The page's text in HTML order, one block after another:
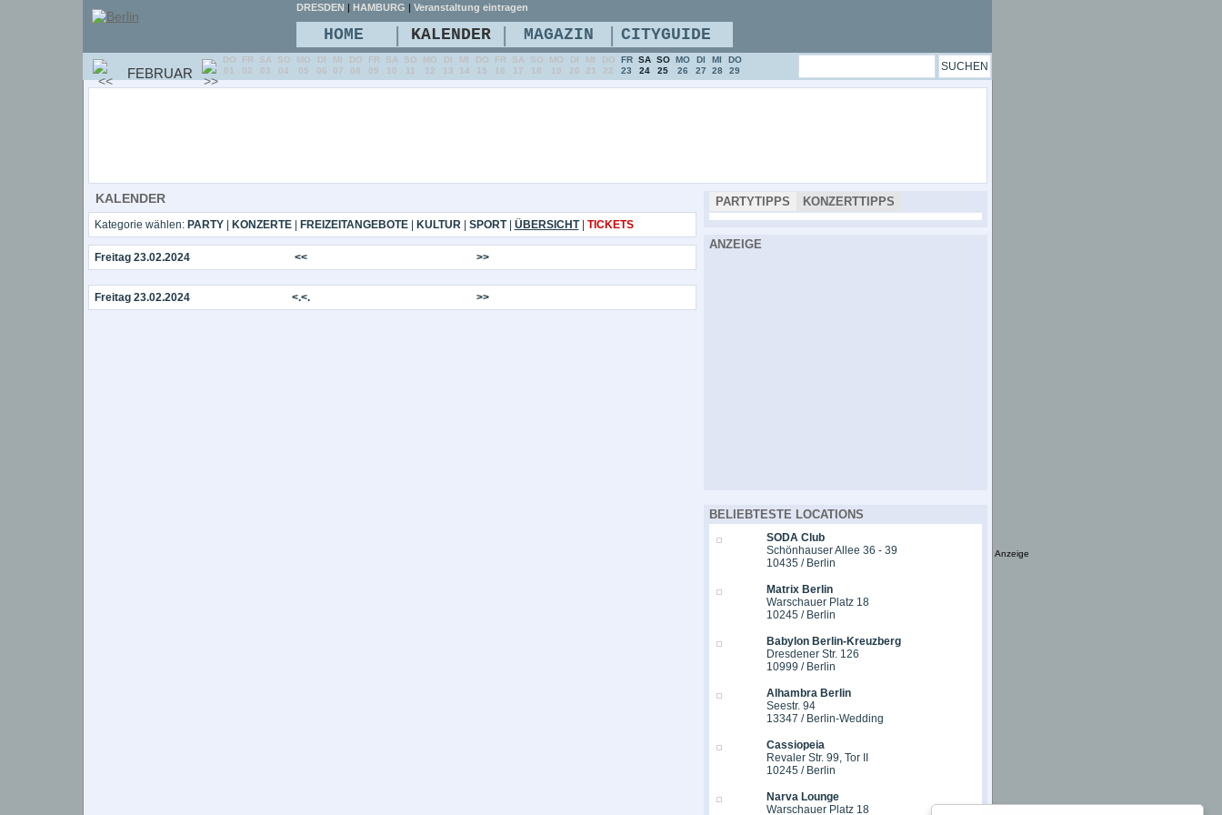
KALENDER
Kategorie wählen: PARTY| KONZERTE| FREIZEITANGEBOTE| KULTUR| SPORT| ÜBERSICHT| TICKETS
Freitag 23.02.2024 << >>
Freitag 23.02.2024 <.<. >>
PARTYTIPPS KONZERTTIPPS
ANZEIGE
BELIEBTESTE LOCATIONS
SODA Club
Schönhauser Allee 36 - 39
10435 / Berlin
Matrix Berlin
Warschauer Platz 18
10245 / Berlin
Babylon Berlin-Kreuzberg
Dresdener Str. 126
10999 / Berlin
Alhambra Berlin
Seestr. 94
13347 / Berlin-Wedding
Cassiopeia
Revaler Str. 99, Tor II
10245 / Berlin
Narva Lounge
Warschauer Platz 18
DRESDEN | HAMBURG | Veranstaltung eintragen
HOME | KALENDER | MAGAZIN | CITYGUIDE
FEBRUAR
DO
01
FR
02
SA
03
SO
04
MO
05
DI
06
MI
07
DO
08
FR
09
SA
10
SO
11
MO
12
DI
13
MI
14
DO
15
FR
16
SA
17
SO
18
MO
19
DI
20
MI
21
DO
22
FR
23
SA
24
SO
25
MO
26
DI
27
MI
28
DO
29
Anzeige